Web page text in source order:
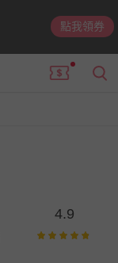
點我領券
4.9